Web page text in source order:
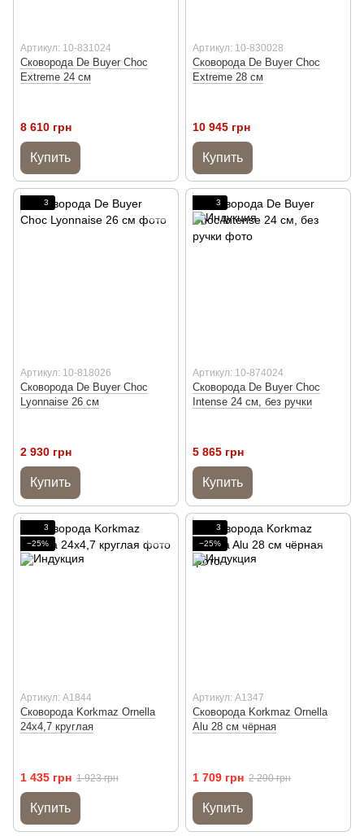
Артикул: 10-831024
Сковорода De Buyer Choc
Extreme 24 см
8 610 грн
Купить
Артикул: 10-830028
Сковорода De Buyer Choc
Extreme 28 см
10 945 грн
Купить
3
Артикул: 10-818026
Сковорода De Buyer Choc
Lyonnaise 26 см
2 930 грн
Купить
3
Артикул: 10-874024
Сковорода De Buyer Choc
Intense 24 см, без ручки
5 865 грн
Купить
3
−25%
Артикул: A1844
Сковорода Korkmaz Ornella
24x4,7 круглая
1 435 грн 1 923 грн
Купить
3
−25%
Артикул: A1347
Сковорода Korkmaz Ornella
Alu 28 см чёрная
1 709 грн 2 290 грн
Купить